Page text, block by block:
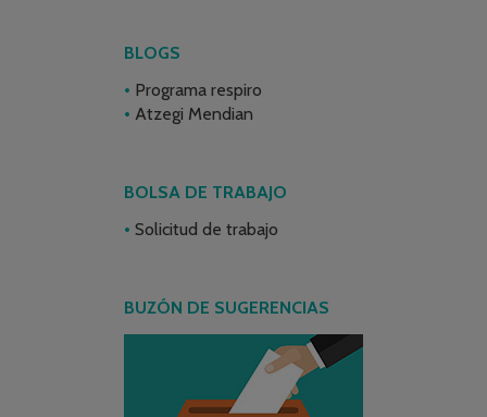
BLOGS
Programa respiro
Atzegi Mendian
BOLSA DE TRABAJO
Solicitud de trabajo
BUZÓN DE SUGERENCIAS